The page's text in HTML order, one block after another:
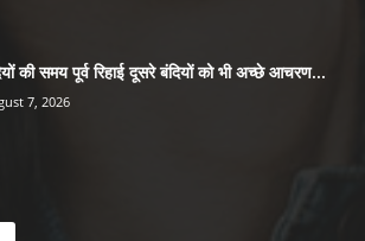
की समय पूर्व रिहाई दूसरे बंदियों को भी अच्छे आचरण...
7, 2026